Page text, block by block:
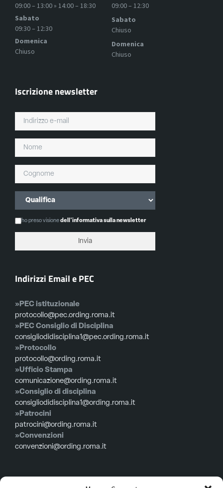
09:00 – 13:00 » 14:00 – 18:30
Sabato
09:30 – 12:30
Domenica
Chiuso
09:00 – 12:30
Sabato
Chiuso
Domenica
Chiuso
Iscrizione newsletter
ho preso visionedell'informativa sulla newsletter
Indirizzi Email e PEC
»PEC istituzionale
protocollo@pec.ording.roma.it
»PEC Consiglio di Disciplina
consigliodidisciplina1@pec.ording.roma.it
»Protocollo
protocollo@ording.roma.it
»Ufficio Stampa
comunicazione@ording.roma.it
»Consiglio di disciplina
consigliodidisciplina1@ording.roma.it
»Patrocini
patrocini@ording.roma.it
»Convenzioni
convenzioni@ording.roma.it
Menù